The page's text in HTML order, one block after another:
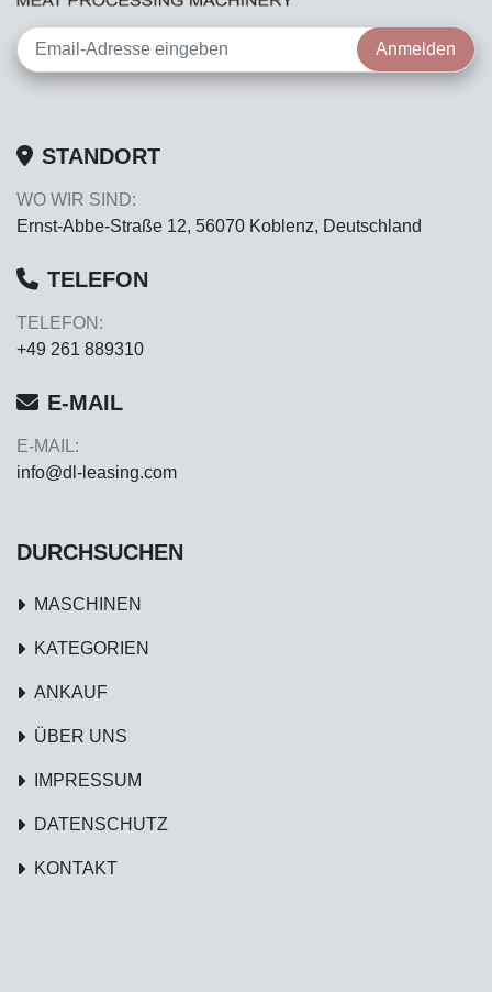
Anmelden
STANDORT
WO WIR SIND:
Ernst-Abbe-Straße 12, 56070 Koblenz, Deutschland
TELEFON
TELEFON:
+49 261 889310
E-MAIL
E-MAIL:
info@dl-leasing.com
DURCHSUCHEN
MASCHINEN
KATEGORIEN
ANKAUF
ÜBER UNS
IMPRESSUM
DATENSCHUTZ
KONTAKT